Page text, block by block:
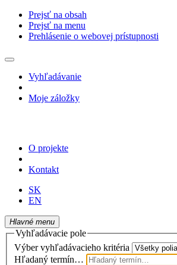
Prejsť na obsah
Prejsť na menu
Prehlásenie o webovej prístupnosti
Vyhľadávanie
Moje záložky
O projekte
Kontakt
SK
EN
Hlavné menu
Vyhľadávacie pole
Výber vyhľadávacieho kritéria
Hľadaný termín…